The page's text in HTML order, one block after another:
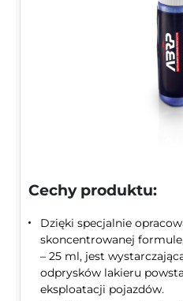
Cechy produktu:
Dzięki specjalnie
skoncentrowanej
– 25 ml, jest
odprysków lakieru
eksploatacji pojazdów.